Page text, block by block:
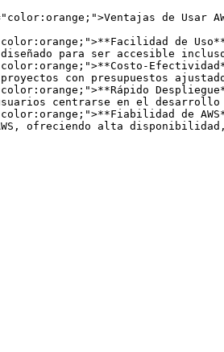
de Usar
de
para ser accesible
con presupuestos
centrarse en el
de